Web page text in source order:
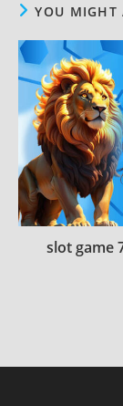
YOU MIGHT
slot game